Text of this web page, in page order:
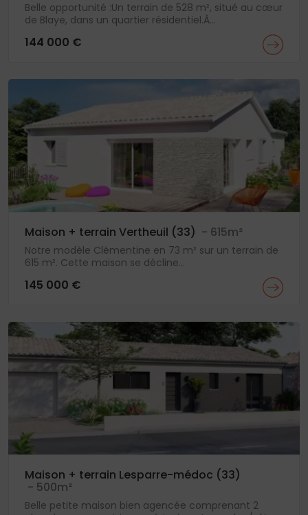
Belle opportunité :Un terrain de 528 m², situé au cœur
de Blaye, dans un quartier résidentiel.À...
144 000 €
Maison + terrain Vertheuil (33) - 615m²
Notre modèle Clémentine en 73 m² sur un terrain de
615 m². Cette maison se décline...
145 000 €
Maison + terrain Lesparre-médoc (33)
- 500m²
Belle petite maison bien agencée comprenant 2